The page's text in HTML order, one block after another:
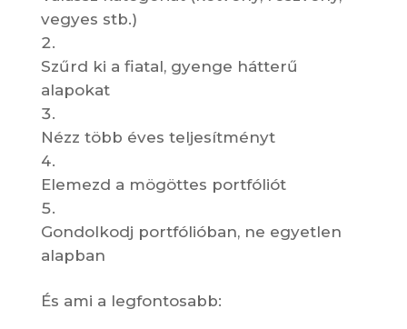
vegyes stb.)
Szűrd ki a fiatal, gyenge hátterű
alapokat
Nézz több éves teljesítményt
Elemezd a mögöttes portfóliót
Gondolkodj portfólióban, ne egyetlen
alapban
És ami a legfontosabb: